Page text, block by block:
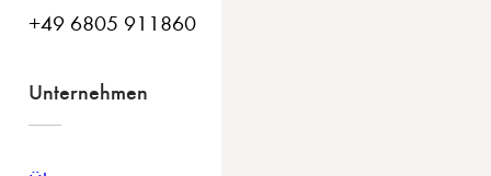
+49 6805 911860
Unternehmen